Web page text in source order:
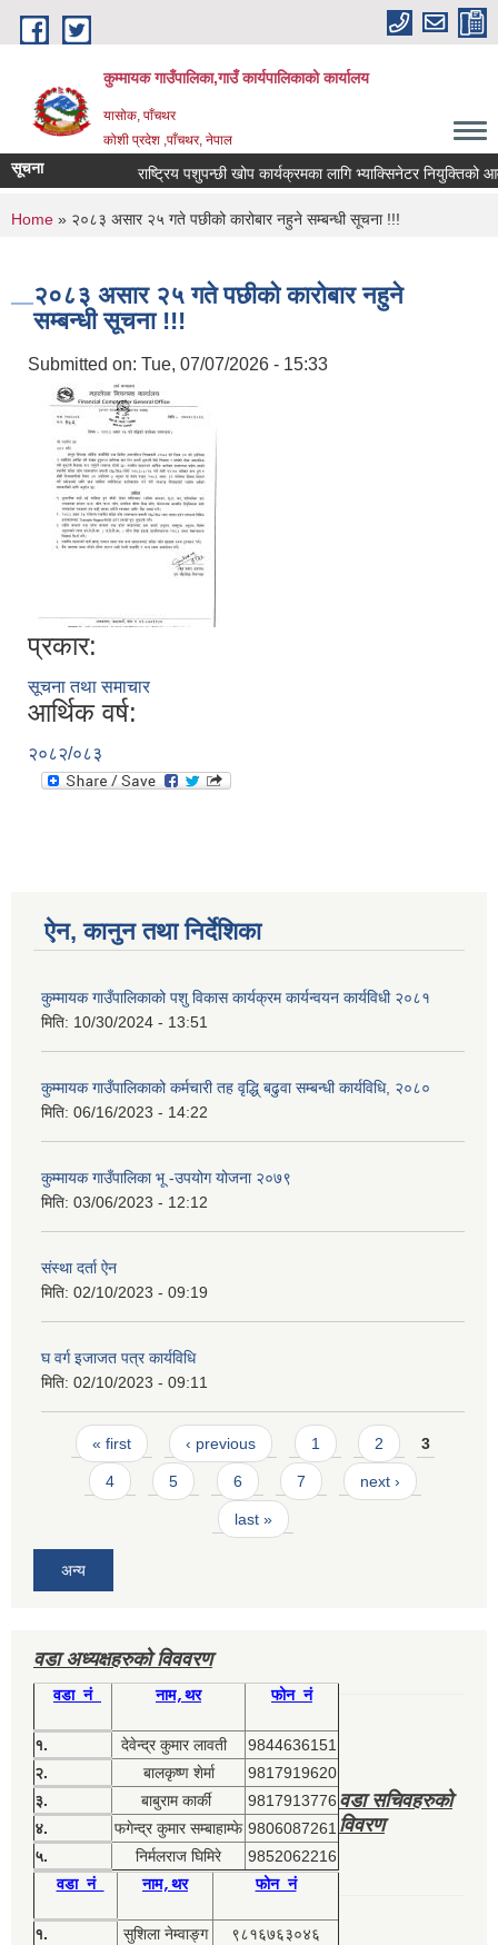
Skip to main content
कुम्मायक गाउँपालिका,गाउँ कार्यपालिकाको कार्यालय
यासोक, पाँचथर
कोशी प्रदेश ,पाँचथर, नेपाल
सूचना राष्ट्रिय पशुपन्छी खोप कार्यक्रमका लागि भ्याक्सिनेटर नियुक्तिको
You are here
Home » २०८३ असार २५ गते पछीको कारोबार नहुने सम्बन्धी सूचना !!!
२०८३ असार २५ गते पछीको कारोबार नहुने
सम्बन्धी सूचना !!!
Submitted on: Tue, 07/07/2026 - 15:33
प्रकार:
सूचना तथा समाचार
आर्थिक वर्ष:
२०८२/०८३
ऐन, कानुन तथा निर्देशिका
कुम्मायक गाउँपालिकाको पशु विकास कार्यक्रम कार्यन्वयन कार्यविधी २०८१
मिति: 10/30/2024 - 13:51
कुम्मायक गाउँपालिकाको कर्मचारी तह वृद्धि् बढुवा सम्बन्धी कार्यविधि, २०८०
मिति: 06/16/2023 - 14:22
कुम्मायक गाउँपालिका भू -उपयोग योजना २०७९
मिति: 03/06/2023 - 12:12
संस्था दर्ता ऐन
मिति: 02/10/2023 - 09:19
घ वर्ग इजाजत पत्र कार्यविधि
मिति: 02/10/2023 - 09:11
Pages
« first ‹ previous 1 2 3
4 5 6 7 next ›
last »
अन्य
वडा अध्यक्षहरुको विववरण
वडा नं नाम,थर फोन नं
१. देवेन्द्र कुमार लावती
9844636151
२.
बालकृष्ण शेर्मा
9817919620
३.
बाबुराम कार्की
9817913776
४.
फगेन्द्र कुमार सम्बाहाम्फे 9806087261
५.
निर्मलराज घिमिरे 9852062216
वडा सचिवहरुको
विवरण
वडा नं नाम,थर फोन नं
१. सुशिला नेम्वाङ्ग
९८१६७६३०४६